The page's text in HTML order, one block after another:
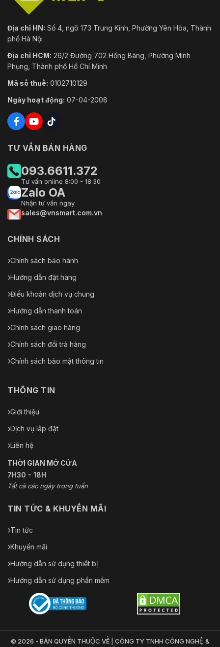
Địa chỉ HN: Số 4, ngõ 173 Trung Kính, Phường Yên Hòa, Thành
phố Hà Nội
Địa chỉ HCM: 26/2 Đường 702 Hồng Bàng, Phường Minh
Phụng, Thành phố Hồ Chí Minh
Mã số thuế: 0102710129
Ngày hoạt động: 07-04-2008
TƯ VẤN BÁN HÀNG
093.6611.372
Tư vấn online 8:00 - 18:30
Zalo OA
Nhận tư vấn ngay
sales@vnsmart.com.vn
CHÍNH SÁCH
Chính sách bảo hành
Hướng dẫn đặt hàng
Điều khoản dịch vụ chung
Hướng dẫn thanh toán
Chính sách giao hàng
Chính sách đổi trả hàng
Chính sách bảo mật thông tin
THÔNG TIN
Giới thiệu
Dịch vụ lắp đặt
Liên hệ
THỜI GIAN MỞ CỬA
7H30 - 18H
Tất cả các ngày trong tuần
TIN TỨC & KHUYẾN MÃI
Tin tức
Khuyến mãi
Hướng dẫn sử dụng thiết bị
Hướng dẫn sử dụng phần mềm
© 2026 - BẢN QUYỀN THUỘC VỀ | CÔNG TY TNHH CÔNG NGHỆ &